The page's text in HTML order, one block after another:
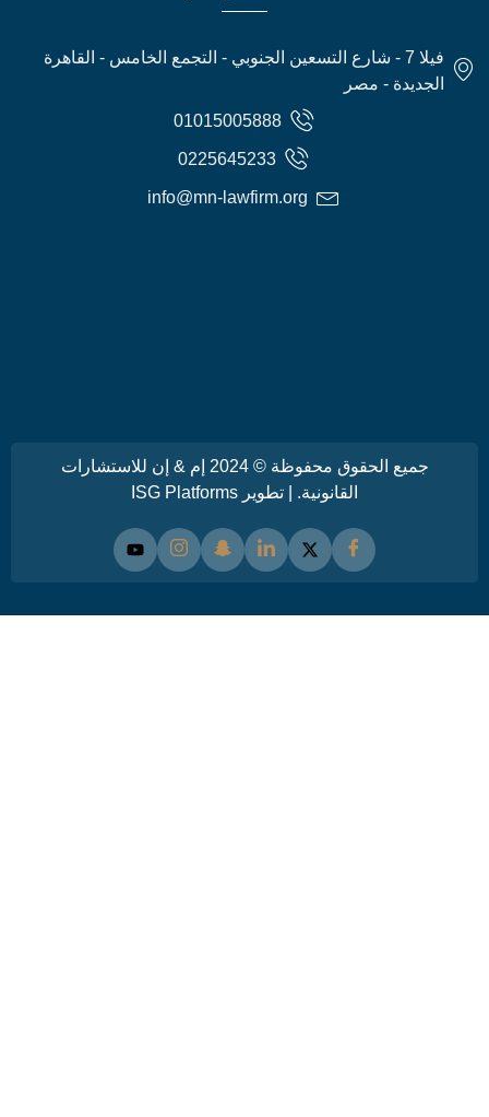
فيلا 7 - شارع التسعين الجنوبي - التجمع الخامس - القاهرة
الجديدة - مصر
01015005888
0225645233
info@mn-lawfirm.org
جميع الحقوق محفوظة © 2024 إم & إن للاستشارات
القانونية. | تطويرISG Platforms